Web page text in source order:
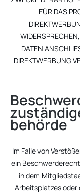
FÜR DAS
DATEN
DIREKTWERBUNG
behörde
Im Falle von
ein
in dem
Arbeitsplatzes oder